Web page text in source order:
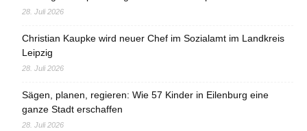
28. Juli 2026
Christian Kaupke wird neuer Chef im Sozialamt im Landkreis
Leipzig
28. Juli 2026
Sägen, planen, regieren: Wie 57 Kinder in Eilenburg eine
ganze Stadt erschaffen
28. Juli 2026